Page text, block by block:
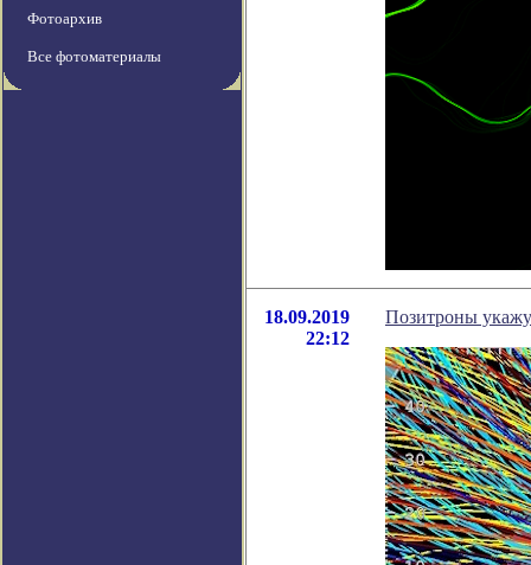
Фотоархив
Все фотоматериалы
18.09.2019
22:12
Позитроны